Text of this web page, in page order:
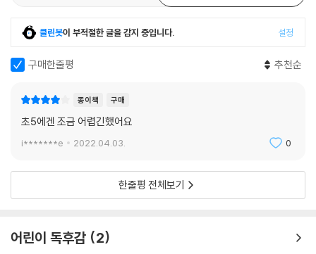
클린봇이 부적절한 글을 감지 중입니다. 설정
구매한줄평 추천순
종이책 구매
초5에겐 조금 어렵긴했어요
i*******e 2022.04.03. 0
한줄평 전체보기
어린이 독후감 2